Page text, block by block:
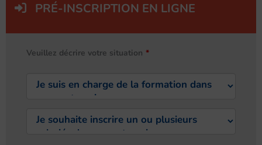
PRÉ-INSCRIPTION EN LIGNE
Veuillez décrire votre situation